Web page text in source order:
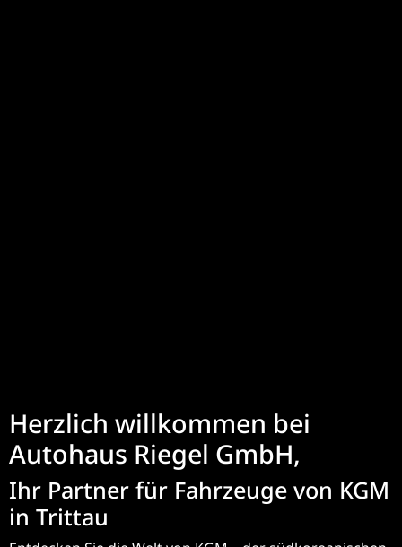
Herzlich willkommen bei
Autohaus Riegel GmbH,
Ihr Partner für Fahrzeuge von KGM
in Trittau